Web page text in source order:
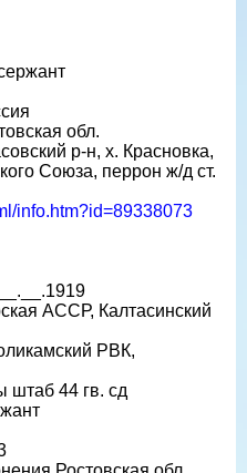
обл.
р-н, х. Красновка,
Союза, перрон ж/д ст.
info.htm?id=89338073
АССР, Калтасинский
РВК,
штаб 44 гв. сд